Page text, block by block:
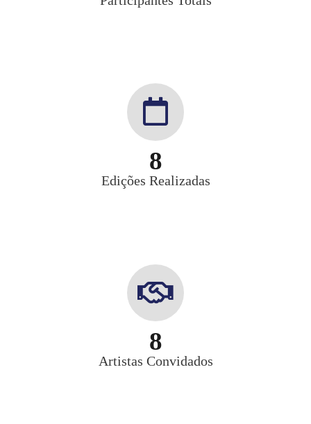
8
Edições Realizadas
8
Artistas Convidados